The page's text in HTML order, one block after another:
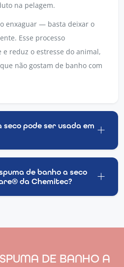
na pelagem.
enxaguar — basta deixar o
Esse processo
reduz o estresse do animal,
não gostam de banho com
seco pode ser usada em
de banho a seco
da Chemitec?
DE BANHO A